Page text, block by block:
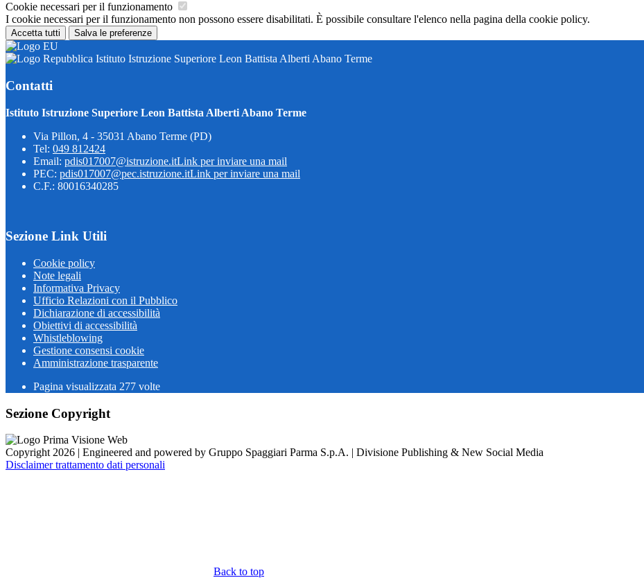
Cookie necessari per il funzionamento
I cookie necessari per il funzionamento non possono essere disabilitati. È possibile consultare l'elenco nella pagina della cookie policy.
Accetta tutti Salva le preferenze
Istituto Istruzione Superiore Leon Battista Alberti Abano Terme
Contatti
Istituto Istruzione Superiore Leon Battista Alberti Abano Terme
Via Pillon, 4 - 35031 Abano Terme (PD)
Tel: 049 812424
Email: pdis017007@istruzione.itLink per inviare una mail
PEC: pdis017007@pec.istruzione.itLink per inviare una mail
C.F.: 80016340285
Sezione Link Utili
Cookie policy
Note legali
Informativa Privacy
Ufficio Relazioni con il Pubblico
Dichiarazione di accessibilità
Obiettivi di accessibilità
Whistleblowing
Gestione consensi cookie
Amministrazione trasparente
Pagina visualizzata 277 volte
Sezione Copyright
Copyright 2026 | Engineered and powered by Gruppo Spaggiari Parma S.p.A. | Divisione Publishing & New Social Media
Disclaimer trattamento dati personali
Back to top